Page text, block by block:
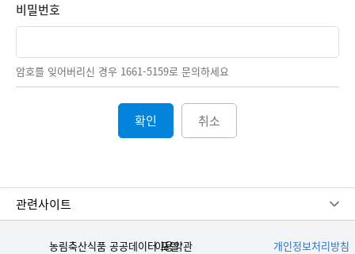
비밀번호
암호를 잊어버리신 경우 1661-5159로 문의하세요
확인 취소
농림축산식품 공공데이터 포털
이용약관 개인정보처리방침
관련사이트